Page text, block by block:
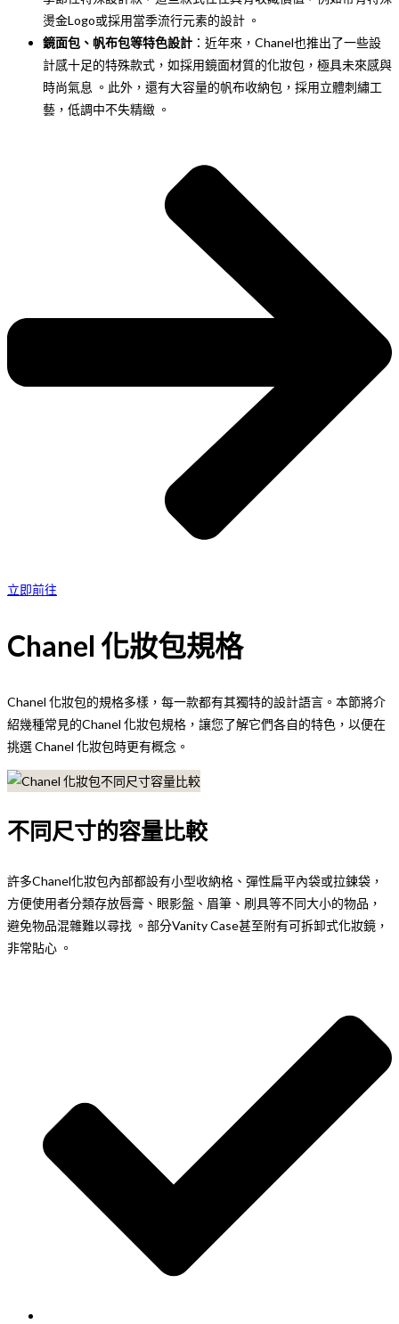
燙金Logo或採用當季流行元素的設計 。
鏡面包、帆布包等特色設計 ：近年來，Chanel也推出了一些設
計感十足的特殊款式，如採用鏡面材質的化妝包，極具未來感與
時尚氣息 。此外，還有大容量的帆布收納包，採用立體刺繡工
藝，低調中不失精緻 。
立即前往
Chanel 化妝包規格
Chanel 化妝包的規格多樣，每一款都有其獨特的設計語言。本節將介
紹幾種常見的Chanel 化妝包規格，讓您了解它們各自的特色，以便在
挑選 Chanel 化妝包時更有概念。
不同尺寸的容量比較
許多Chanel化妝包內部都設有小型收納格、彈性扁平內袋或拉鍊袋，
方便使用者分類存放唇膏、眼影盤、眉筆、刷具等不同大小的物品，
避免物品混雜難以尋找 。部分Vanity Case甚至附有可拆卸式化妝鏡，
非常貼心 。